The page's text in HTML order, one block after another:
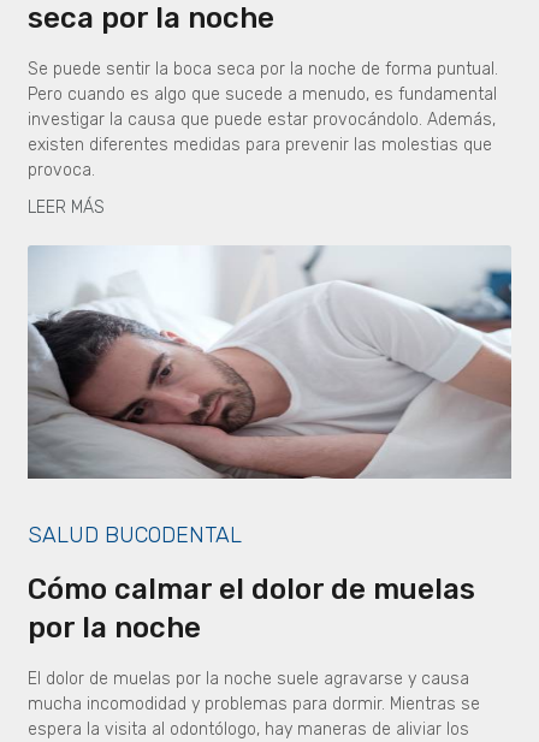
seca por la noche
Se puede sentir la boca seca por la noche de forma puntual.
Pero cuando es algo que sucede a menudo, es fundamental
investigar la causa que puede estar provocándolo. Además,
existen diferentes medidas para prevenir las molestias que
provoca.
LEER MÁS
SALUD BUCODENTAL
Cómo calmar el dolor de muelas
por la noche
El dolor de muelas por la noche suele agravarse y causa
mucha incomodidad y problemas para dormir. Mientras se
espera la visita al odontólogo, hay maneras de aliviar los